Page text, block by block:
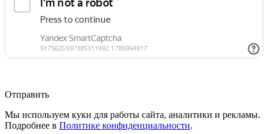
Отправить
Мы используем куки для работы сайта, аналитики и рекламы.
Подробнее в Политике конфиденциальности.